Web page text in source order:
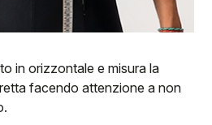
in orizzontale e misura la
facendo attenzione a non